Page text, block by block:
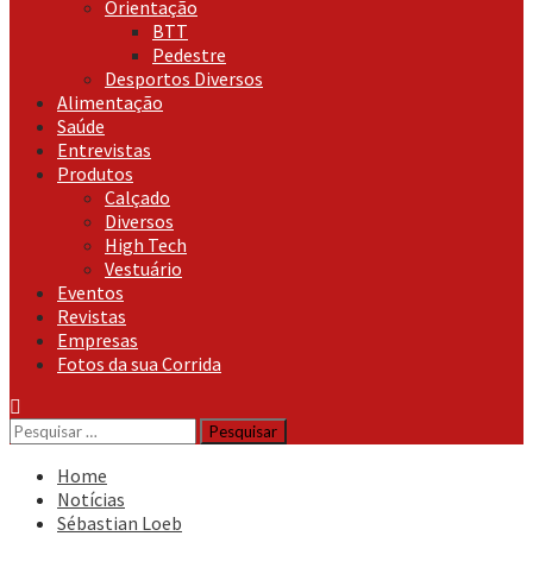
Orientação
BTT
Pedestre
Desportos Diversos
Alimentação
Saúde
Entrevistas
Produtos
Calçado
Diversos
High Tech
Vestuário
Eventos
Revistas
Empresas
Fotos da sua Corrida
Pesquisar
por:
Home
Notícias
Sébastian Loeb